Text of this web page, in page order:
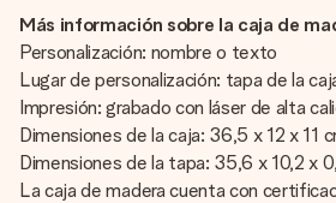
Más información sobre la caja de
Personalización: nombre o texto
Lugar de personalización: tapa de la
Impresión: grabado con láser de alta
Dimensiones de la caja: 36,5 x 12 x 11
Dimensiones de la tapa: 35,6 x 10,2 x
La caja de madera cuenta con